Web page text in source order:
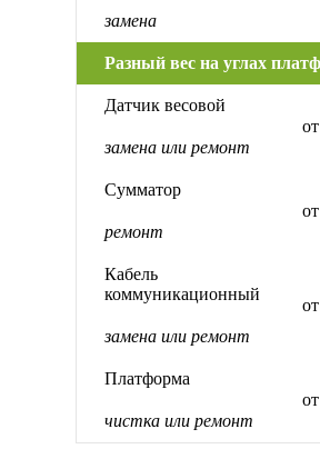
замена
Разный вес на углах
Датчик весовой
замена или ремонт
Сумматор
ремонт
Кабель
коммуникационный
замена или ремонт
Платформа
чистка или ремонт